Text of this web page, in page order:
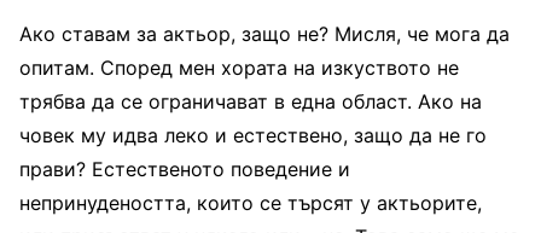
Ако ставам за актьор, защо не? Мисля, че мога да
опитам. Според мен хората на изкуството не
трябва да се ограничават в една област. Ако на
човек му идва леко и естествено, защо да не го
прави? Естественото поведение и
непринудеността, които се търсят у актьорите,